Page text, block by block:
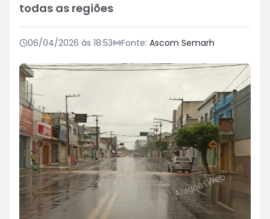
todas as regiões
06/04/2026 às 18:53 Fonte: Ascom Semarh